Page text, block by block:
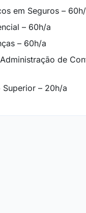
em Seguros –
– 60h/a
– 60h/a
de
Superior – 20h/a